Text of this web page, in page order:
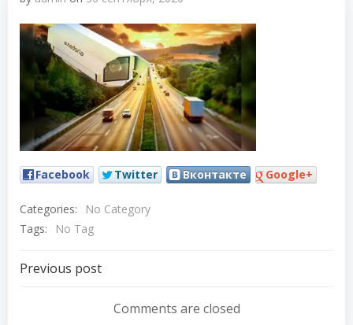
Facebook Twitter Вконтакте Google+
Categories:
No Category
Tags:
No Tag
Навигация
Previous post
Comments are closed